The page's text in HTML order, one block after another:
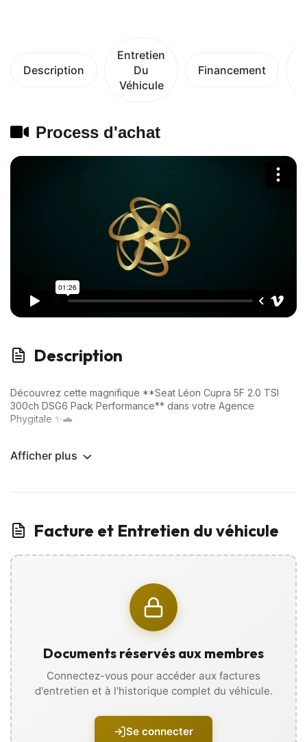
Description
Entretien
Du
Véhicule
Financement
Process d'achat
Description
Découvrez cette magnifique **Seat Léon Cupra 5F 2.0 TSI
300ch DSG6 Pack Performance** dans votre Agence
Phygitale ✨🚗
✅ Sièges baquets F1
✅ Apple Careplay / Android Auto
✅ Régulateur et limiteur de vitesse
✅ Climatisation
✅ Jantes aluminium
✅ Bluetooth / kit mains libres
… Et bien plus encore !
📲 VISITE VIRTUELLE disponible sur WhatsApp :
Visualisez votre futur véhicule sous tous ses angles grâce à
des photos, vidéos, et recevez
l’historique d’entretien directement sur votre téléphone, sans
vous déplacer !
Extérieur et Châssis
Afficher plus
Facture et Entretien du véhicule
Documents réservés aux membres
Connectez-vous pour accéder aux factures
d'entretien et à l'historique complet du véhicule.
Se connecter